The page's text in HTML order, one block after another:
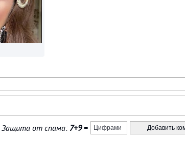
Защита от спама: 7+9=